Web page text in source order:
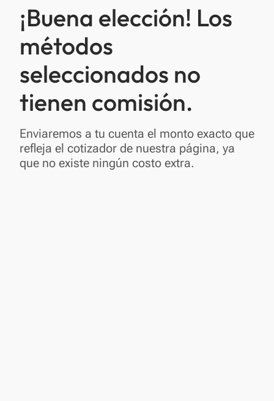
¡Buena elección! Los
métodos
seleccionados no
tienen comisión.
Enviaremos a tu cuenta el monto exacto que
refleja el cotizador de nuestra página, ya
que no existe ningún costo extra.